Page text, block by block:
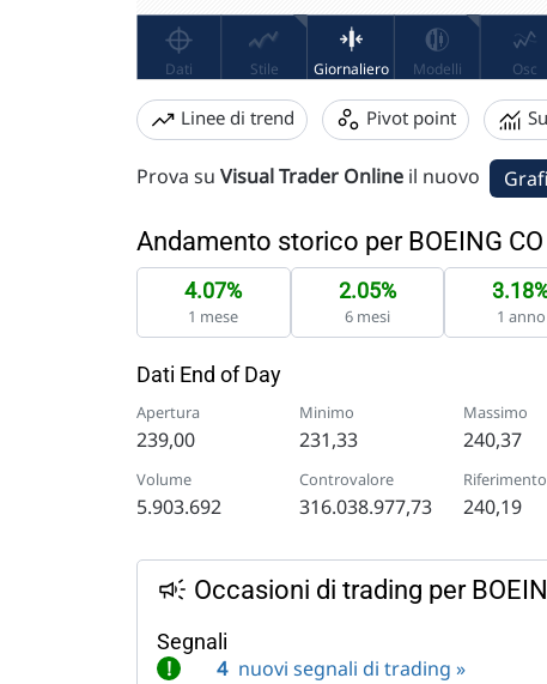
Linee di trend Pivot point
Prova su Visual Trader Online il nuovo
Andamento storico per BOEING CO
4.07%
1 mese
2.05%
6 mesi 1 anno
Dati End of Day
Apertura
239,00
Minimo
231,33
Massimo
240,37
Volume
5.903.692
Controvalore
316.038.977,73
Riferimento
240,19
Occasioni di trading per
Segnali
! 4 nuovi segnali di trading »